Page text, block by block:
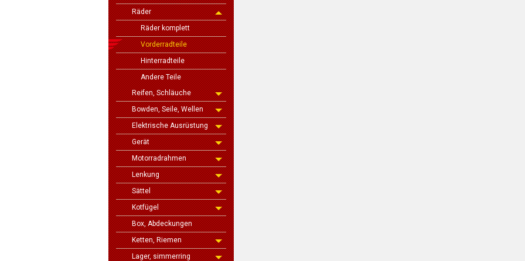
Räder
Räder komplett
Vorderradteile
Hinterradteile
Andere Teile
Reifen, Schläuche
Bowden, Seile, Wellen
Elektrische Ausrüstung
Gerät
Motorradrahmen
Lenkung
Sättel
Kotfügel
Box, Abdeckungen
Ketten, Riemen
Lager, simmerring